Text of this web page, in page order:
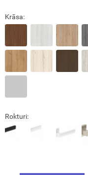
Krāsa:
Rokturi: